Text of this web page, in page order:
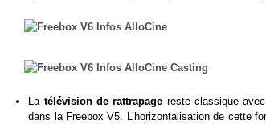
La télévision de rattrapage reste classique
dans la Freebox V5. L’horizontalisation de cette